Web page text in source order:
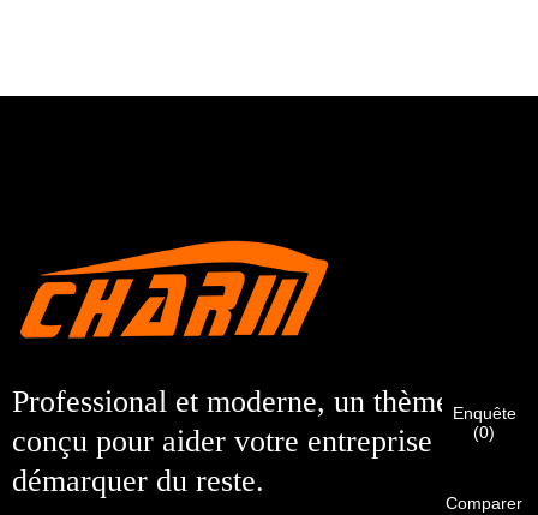
Professional et moderne, un thème
conçu pour aider votre entreprise à se
démarquer du reste.
Je suis
Client du charme
Je suis
Nouveau visiteur
Veuillez saisir votre adresse e-mail de travail actuelle ci-
dessous afin de vérifier que votre client de Real Charm est
Remonter
Avant de soumettre s'il vous plaîtVérifiez toutL'information
estCORRECT.Des informations incorrectes entraîneront la
défaillance des matériaux envoyés.
Nous avons reçu votre demande et VÉRIFIER
Votre soumis
Informations pour l'authentification et l'autorisation. Une fois
le
L'identification est vérifiée, vous recevrez une notification par
e-mail.
Enquête
(0)
Comparer